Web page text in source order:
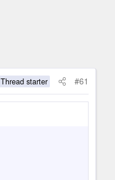
Thread starter #61